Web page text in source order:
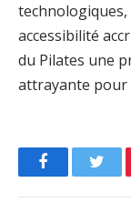
accessibilité
du Pilates une
attrayante pour
Facebook